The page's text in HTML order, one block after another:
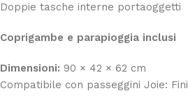
Doppie tasche interne portaoggetti
Coprigambe e parapioggia inclusi
Dimensioni: 90 × 42 × 62 cm
Compatibile con passeggini Joie: